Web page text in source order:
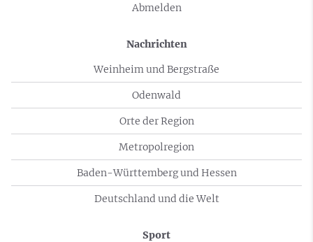
Abmelden
Nachrichten
Weinheim und Bergstraße
Odenwald
Orte der Region
Metropolregion
Baden-Württemberg und Hessen
Deutschland und die Welt
Sport